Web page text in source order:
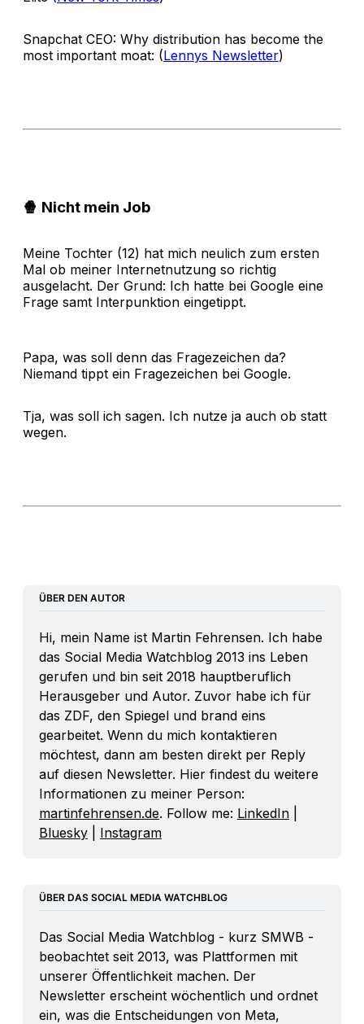
Snapchat CEO: Why distribution has become the
most important moat: (Lennys Newsletter)
🍿 Nicht mein Job
Meine Tochter (12) hat mich neulich zum ersten
Mal ob meiner Internetnutzung so richtig
ausgelacht. Der Grund: Ich hatte bei Google eine
Frage samt Interpunktion eingetippt.
Papa, was soll denn das Fragezeichen da?
Niemand tippt ein Fragezeichen bei Google.
Tja, was soll ich sagen. Ich nutze ja auch ob statt
wegen.
ÜBER DEN AUTOR
Hi, mein Name ist Martin Fehrensen. Ich habe
das Social Media Watchblog 2013 ins Leben
gerufen und bin seit 2018 hauptberuflich
Herausgeber und Autor. Zuvor habe ich für
das ZDF, den Spiegel und brand eins
gearbeitet. Wenn du mich kontaktieren
möchtest, dann am besten direkt per Reply
auf diesen Newsletter. Hier findest du weitere
martinfehrensen.de. Follow me: LinkedIn
Bluesky
Instagram
ÜBER DAS SOCIAL MEDIA WATCHBLOG
Das Social Media Watchblog - kurz SMWB -
beobachtet seit 2013, was Plattformen mit
unserer Öffentlichkeit machen. Der
Newsletter erscheint wöchentlich und ordnet
ein, was die Entscheidungen von Meta,